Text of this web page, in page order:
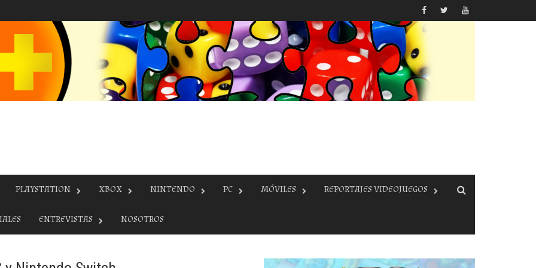
PLAYSTATION XBOX NINTENDO PC MÓVILES REPORTAJES VIDEOJUEGOS
ENTREVISTAS NOSOTROS